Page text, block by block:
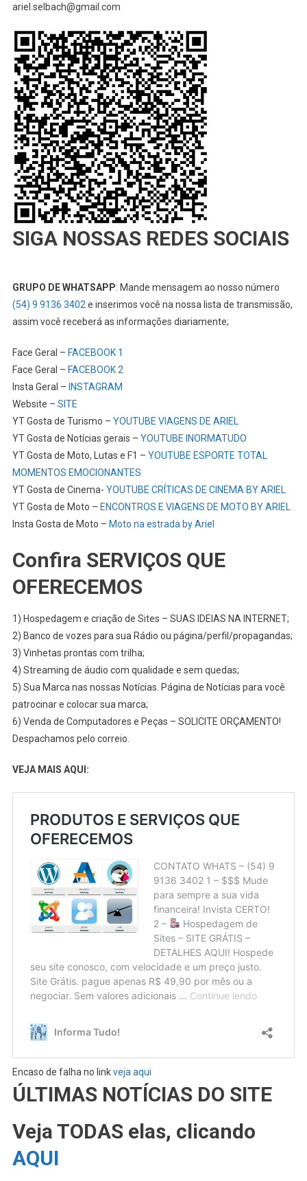
ariel.selbach@gmail.com
SIGA NOSSAS REDES SOCIAIS
GRUPO DE WHATSAPP: Mande mensagem ao nosso número
(54) 9 9136 3402e inserimos você na nossa lista de transmissão,
assim você receberá as informações diariamente;
Face Geral – FACEBOOK 1
Face Geral – FACEBOOK 2
Insta Geral – INSTAGRAM
Website – SITE
YT Gosta de Turismo – YOUTUBE VIAGENS DE ARIEL
YT Gosta de Notícias gerais – YOUTUBE INORMATUDO
YT Gosta de Moto, Lutas e F1 – YOUTUBE ESPORTE TOTAL
MOMENTOS EMOCIONANTES
YT Gosta de Cinema- YOUTUBE CRÍTICAS DE CINEMA BY ARIEL
YT Gosta de Moto – ENCONTROS E VIAGENS DE MOTO BY ARIEL
Insta Gosta de Moto – Moto na estrada by Ariel
Confira SERVIÇOS QUE
OFERECEMOS
1) Hospedagem e criação de Sites – SUAS IDEIAS NA INTERNET;
2) Banco de vozes para sua Rádio ou página/perfil/propagandas;
3) Vinhetas prontas com trilha;
4) Streaming de áudio com qualidade e sem quedas;
5) Sua Marca nas nossas Notícias. Página de Notícias para você
patrocinar e colocar sua marca;
6) Venda de Computadores e Peças – SOLICITE ORÇAMENTO!
Despachamos pelo correio.
VEJA MAIS AQUI:
Encaso de falha no linkveja aqui
ÚLTIMAS NOTÍCIAS DO SITE
Veja TODAS elas, clicando
AQUI